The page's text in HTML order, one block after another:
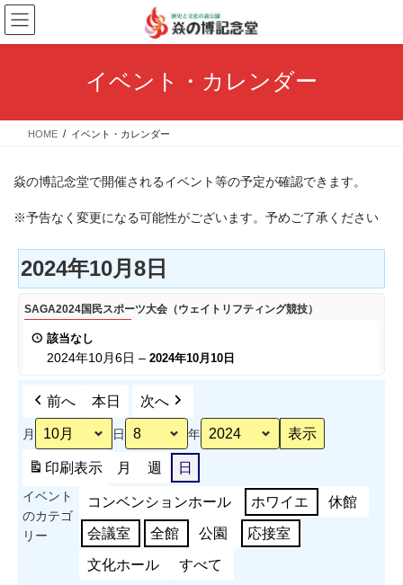
コ
ン
テ
ス
ナ
ビ
ゲ
ン
イベント・カレンダー
HOME イベント・カレンダー
焱の博記念堂で開催されるイベント等の予定が確認できます。
※予告なく変更になる可能性がございます。予めご了承ください
2024年10月8日
SAGA2024
国
大
ェ
イ
ト
SAGA2024国民スポーツ大会（ウェイトリフティング競技）
該当なし
2024年10月6日 – 2024年10月10日
前へ 本日 次へ
月 日 年
印刷表示 月 週 日
イベント
のカテゴ
リー
コンベンションホール ホワイエ 休館
会議室 全館 公園 応接室
文化ホール すべて